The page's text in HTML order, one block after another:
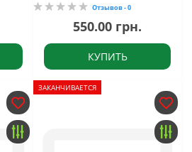
Отзывов - 0
550.00 грн.
КУПИТЬ
ЗАКАНЧИВАЕТСЯ